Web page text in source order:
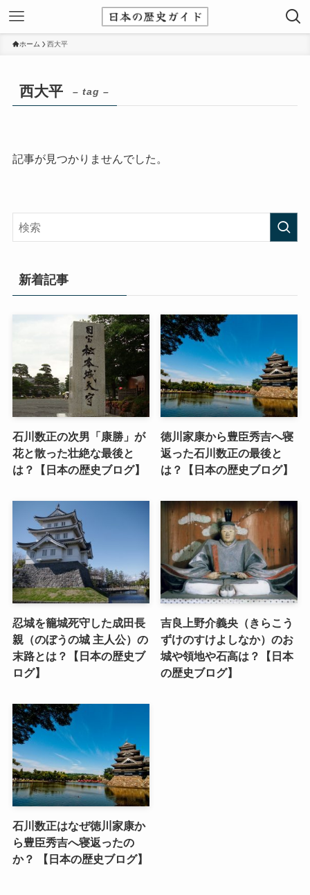
ホーム 西大平
西大平 – tag –
記事が見つかりませんでした。
新着記事
石川数正の次男「康勝」が
花と散った壮絶な最後と
は？【日本の歴史ブログ】
徳川家康から豊臣秀吉へ寝
返った石川数正の最後と
は？【日本の歴史ブログ】
忍城を籠城死守した成田長
親（のぼうの城 主人公）の
末路とは？【日本の歴史ブ
ログ】
吉良上野介義央（きらこう
ずけのすけよしなか）のお
城や領地や石高は？【日本
の歴史ブログ】
石川数正はなぜ徳川家康か
ら豊臣秀吉へ寝返ったの
か？ 【日本の歴史ブログ】